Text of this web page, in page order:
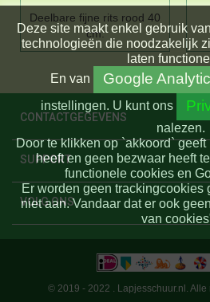
Deelbare fijne rits rood 40
cm.
CONTACTGEGEVENS
SUPPORT
VOLG ONS
Deze site maakt enkel gebruik
technologieën die noodzakelijk
laten
En van Google
instellingen. U kunt ons
nalezen.
Door te klikken op `akkoord`
heeft en geen bezwaar heeft
functionele cookies en
Er worden geen trackingcookies
niet aan. Vandaar dat er ook
van
© 2019 - 2022 . Lapjesschuur.nl.